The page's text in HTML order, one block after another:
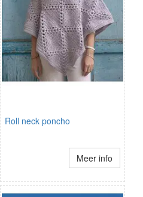
Roll neck poncho
Meer info